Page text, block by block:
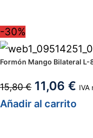
-30%
Formón Mango Bilateral L-
15,80€ 11,06 € IVA
Añadir al carrito